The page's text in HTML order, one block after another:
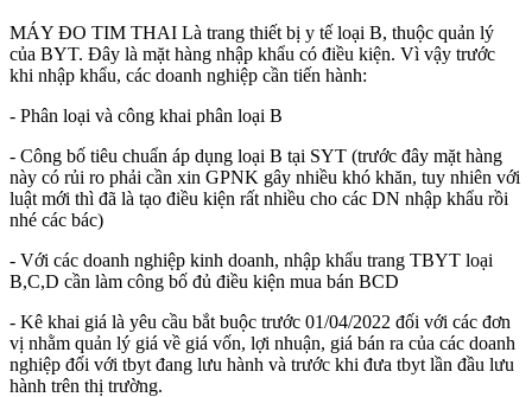
MÁY ĐO TIM THAI Là trang thiết bị y tế loại B, thuộc quản lý
của BYT. Đây là mặt hàng nhập khẩu có điều kiện. Vì vậy trước
khi nhập khẩu, các doanh nghiệp cần tiến hành:
- Phân loại và công khai phân loại B
- Công bố tiêu chuẩn áp dụng loại B tại SYT (trước đây mặt hàng
này có rủi ro phải cần xin GPNK gây nhiều khó khăn, tuy nhiên với
luật mới thì đã là tạo điều kiện rất nhiều cho các DN nhập khẩu rồi
nhé các bác)
- Với các doanh nghiệp kinh doanh, nhập khẩu trang TBYT loại
B,C,D cần làm công bố đủ điều kiện mua bán BCD
- Kê khai giá là yêu cầu bắt buộc trước 01/04/2022 đối với các đơn
vị nhằm quản lý giá về giá vốn, lợi nhuận, giá bán ra của các doanh
nghiệp đối với tbyt đang lưu hành và trước khi đưa tbyt lần đầu lưu
hành trên thị trường.